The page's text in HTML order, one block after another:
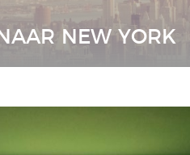
NEW YORK